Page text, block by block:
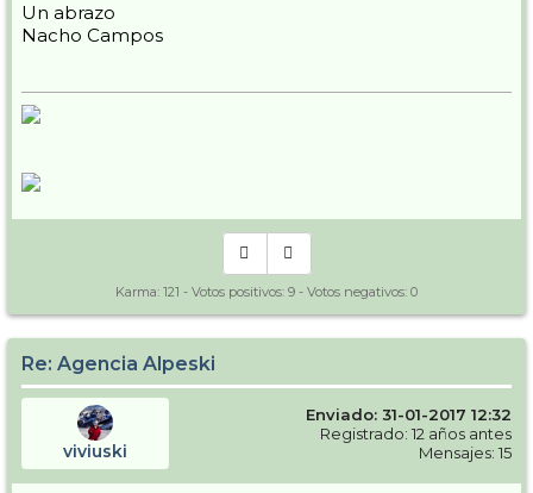
Un abrazo
Nacho Campos
Karma: 121 - Votos positivos: 9 - Votos negativos: 0
Re: Agencia Alpeski
viviuski
Enviado: 31-01-2017 12:32
Registrado: 12 años antes
Mensajes: 15